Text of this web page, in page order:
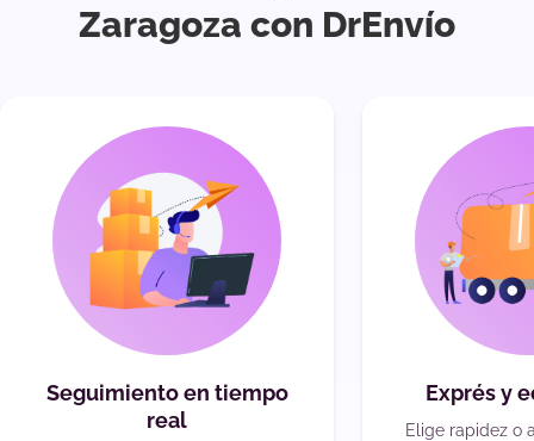
Zaragoza con DrEnvío
Seguimiento en tiempo
real
Exprés y
Elige rapidez o